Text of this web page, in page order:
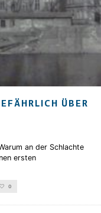
ÜBER
an der Schlachte
ersten
0